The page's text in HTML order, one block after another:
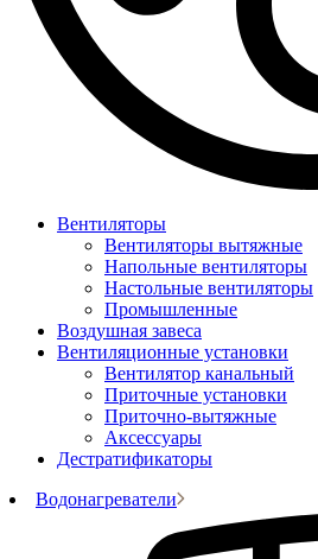
Вентиляторы
Вентиляторы вытяжные
Напольные вентиляторы
Настольные вентиляторы
Промышленные
Воздушная завеса
Вентиляционные установки
Вентилятор канальный
Приточные установки
Приточно-вытяжные
Аксессуары
Дестратификаторы
Водонагреватели